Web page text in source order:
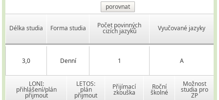
porovnat
Délka studia Forma studia Počet povinných
cizích jazyků Vyučované jazyky
3,0 Denní 1 A
LONI:
přihlášení/plán
přijmout
LETOS:
plán
přijmout
Přijímací
zkouška
Roční
školné
Možnost
studia pro
ZP